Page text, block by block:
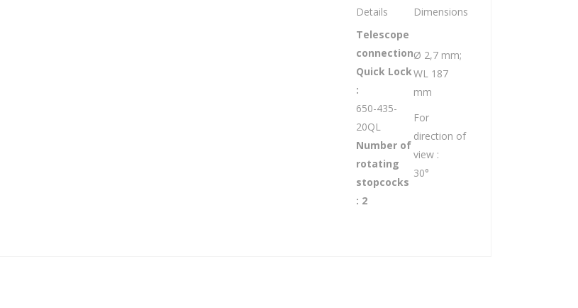
Details Dimensions
Telescope
connection
Quick Lock
:
650-435-
20QL
Number of
rotating
stopcocks
: 2
Ø 2,7 mm;
WL 187
mm
For
direction of
view :
30°